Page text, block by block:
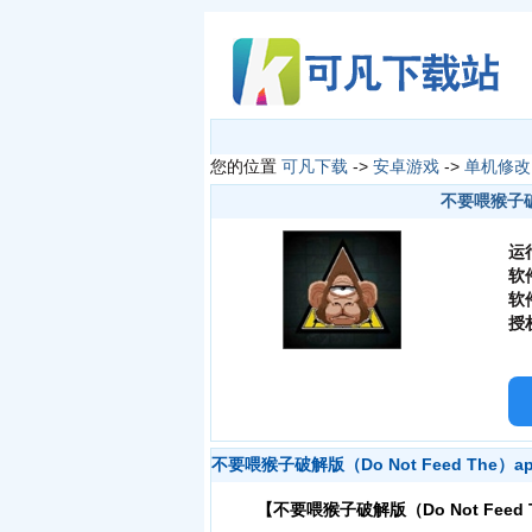
您的位置 可凡下载 -> 安卓游戏 -> 单机修改
不要喂猴子
运
软
软
授
不要喂猴子破解版（Do Not Feed The）
【不要喂猴子破解版（Do Not Feed